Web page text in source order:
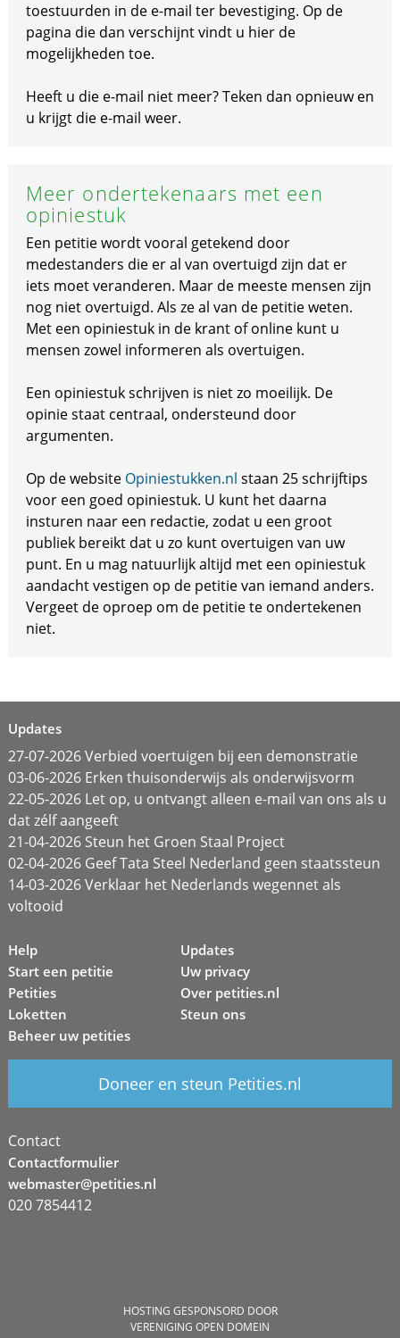
toestuurden in de e-mail ter bevestiging. Op de
pagina die dan verschijnt vindt u hier de
mogelijkheden toe.
Heeft u die e-mail niet meer? Teken dan opnieuw en
u krijgt die e-mail weer.
Meer ondertekenaars met een
opiniestuk
Een petitie wordt vooral getekend door
medestanders die er al van overtuigd zijn dat er
iets moet veranderen. Maar de meeste mensen zijn
nog niet overtuigd. Als ze al van de petitie weten.
Met een opiniestuk in de krant of online kunt u
mensen zowel informeren als overtuigen.
Een opiniestuk schrijven is niet zo moeilijk. De
opinie staat centraal, ondersteund door
argumenten.
Op de website Opiniestukken.nl staan 25 schrijftips
voor een goed opiniestuk. U kunt het daarna
insturen naar een redactie, zodat u een groot
publiek bereikt dat u zo kunt overtuigen van uw
punt. En u mag natuurlijk altijd met een opiniestuk
aandacht vestigen op de petitie van iemand anders.
Vergeet de oproep om de petitie te ondertekenen
niet.
Updates
27-07-2026 Verbied voertuigen bij een demonstratie
03-06-2026 Erken thuisonderwijs als onderwijsvorm
22-05-2026 Let op, u ontvangt alleen e-mail van ons als u
dat zélf aangeeft
21-04-2026 Steun het Groen Staal Project
02-04-2026 Geef Tata Steel Nederland geen staatssteun
14-03-2026 Verklaar het Nederlands wegennet als
voltooid
Help
Start een petitie
Petities
Loketten
Beheer uw petities
Updates
Uw privacy
Over petities.nl
Steun ons
Doneer en steun Petities.nl
Contact
Contactformulier
webmaster@petities.nl
020 7854412
HOSTING GESPONSORD DOOR
VERENIGING OPEN DOMEIN